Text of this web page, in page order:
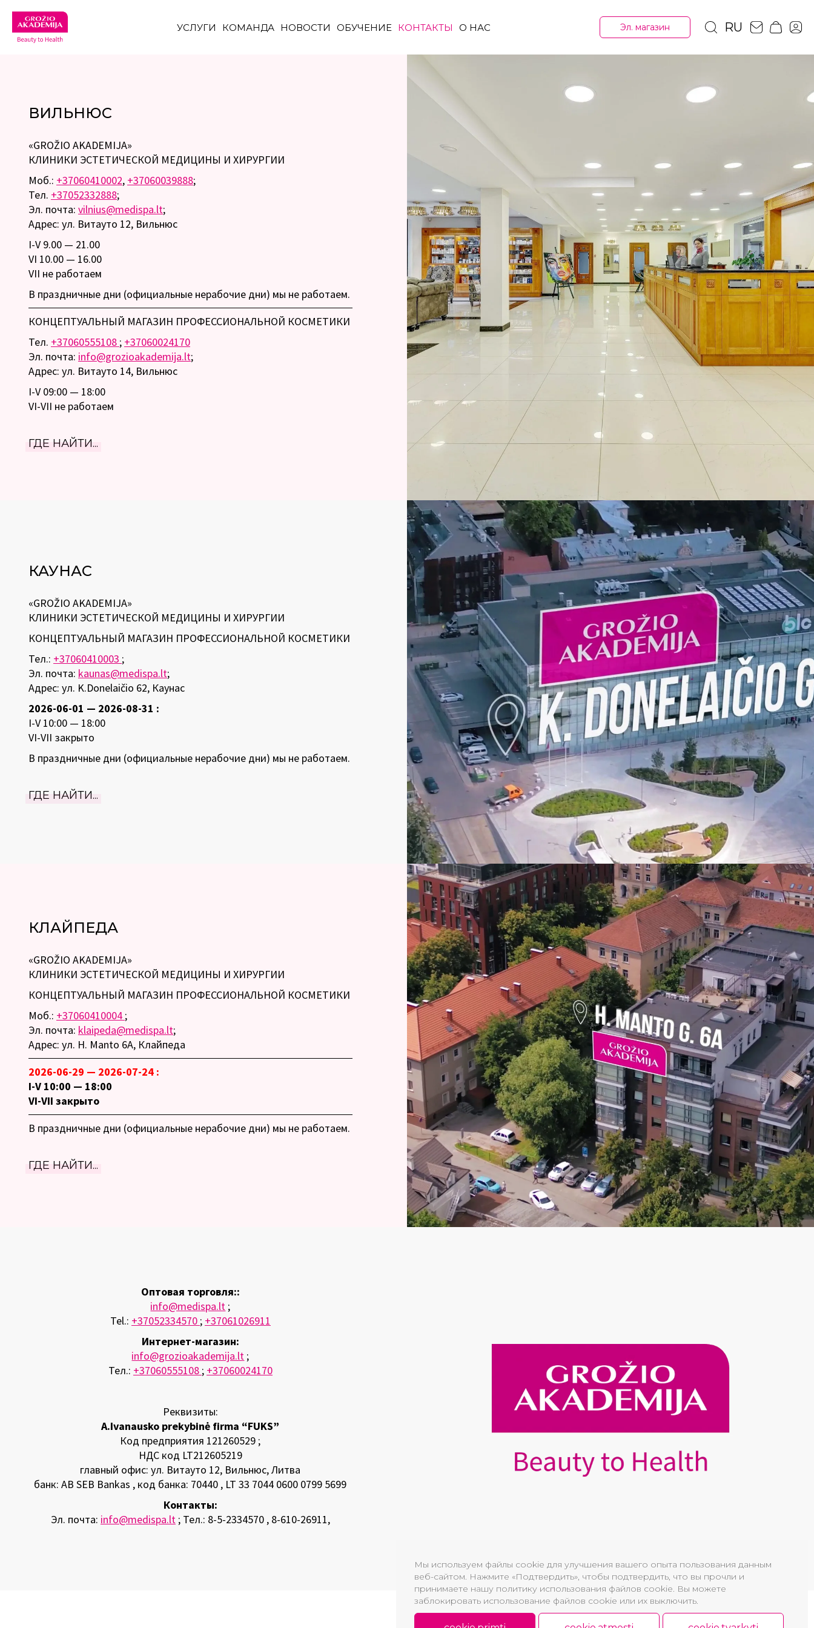
УСЛУГИ КОМАНДА НОВОСТИ ОБУЧЕНИЕ КОНТАКТЫ О НАС Эл. магазин RU
ВИЛЬНЮС
«GROŽIO AKADEMIJA»
КЛИНИКИ ЭСТЕТИЧЕСКОЙ МЕДИЦИНЫ И ХИРУРГИИ
Моб.: +37060410002, +37060039888;
Тел. +37052332888;
Эл. почта: vilnius@medispa.lt;
Адрес: ул. Витауто 12, Вильнюс
I-V 9.00 — 21.00
VI 10.00 — 16.00
VII не работаем
В праздничные дни (официальные нерабочие дни) мы не работаем.
КОНЦЕПТУАЛЬНЫЙ МАГАЗИН ПРОФЕССИОНАЛЬНОЙ КОСМЕТИКИ
Тел. +37060555108 ; +37060024170
Эл. почта: info@grozioakademija.lt;
Адрес: ул. Витауто 14, Вильнюс
I-V 09:00 — 18:00
VI-VII не работаем
ГДЕ НАЙТИ...
КАУНАС
«GROŽIO AKADEMIJA»
КЛИНИКИ ЭСТЕТИЧЕСКОЙ МЕДИЦИНЫ И ХИРУРГИИ
КОНЦЕПТУАЛЬНЫЙ МАГАЗИН ПРОФЕССИОНАЛЬНОЙ КОСМЕТИКИ
Тел.: +37060410003 ;
Эл. почта: kaunas@medispa.lt;
Адрес: ул. K.Donelaičio 62, Каунас
2026-06-01 — 2026-08-31 :
I-V 10:00 — 18:00
VI-VII закрыто
В праздничные дни (официальные нерабочие дни) мы не работаем.
ГДЕ НАЙТИ...
КЛАЙПЕДА
«GROŽIO AKADEMIJA»
КЛИНИКИ ЭСТЕТИЧЕСКОЙ МЕДИЦИНЫ И ХИРУРГИИ
КОНЦЕПТУАЛЬНЫЙ МАГАЗИН ПРОФЕССИОНАЛЬНОЙ КОСМЕТИКИ
Моб.: +37060410004 ;
Эл. почта: klaipeda@medispa.lt;
Адрес: ул. H. Manto 6A, Клайпеда
2026-06-29 — 2026-07-24 :
I-V 10:00 — 18:00
VI-VII закрыто
В праздничные дни (официальные нерабочие дни) мы не работаем.
ГДЕ НАЙТИ...
Оптовая торговля::
info@medispa.lt ;
Tel.: +37052334570 ; +37061026911
Интернет-магазин:
info@grozioakademija.lt ;
Тел.: +37060555108 ; +37060024170
Реквизиты:
A.Ivanausko prekybinė firma “FUKS”
Код предприятия 121260529 ;
НДС код LT212605219
главный офис: ул. Витауто 12, Вильнюс, Литва
банк: AB SEB Bankas , код банка: 70440 , LT 33 7044 0600 0799 5699
Контакты:
Эл. почта: info@medispa.lt; Тел.: 8-5-2334570 , 8-610-26911,
Мы используем файлы cookie для улучшения вашего опыта пользования данным
веб-сайтом. Нажмите «Подтвердить», чтобы подтвердить, что вы прочли и
принимаете нашу политику использования файлов cookie. Вы можете
заблокировать использование файлов cookie или их выключить.